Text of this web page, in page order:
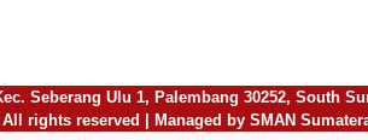
Seberang Ulu 1, Palembang 30252, South
rights reserved | Managed by SMAN